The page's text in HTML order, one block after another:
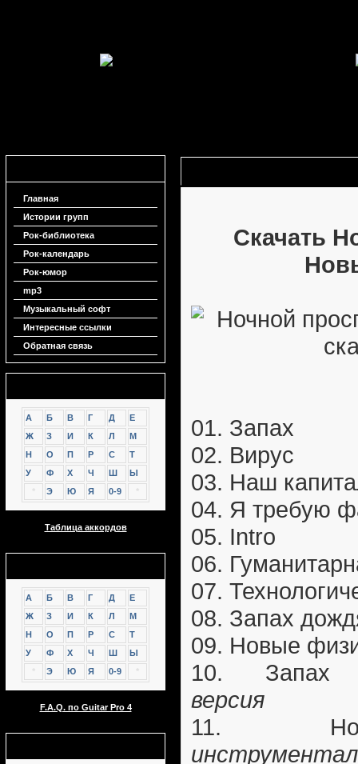
Главная
Истории групп
Рок-библиотека
Рок-календарь
Рок-юмор
mp3
Музыкальный софт
Интересные ссылки
Обратная связь
А Б В Г Д
Е
Ж
З И К Л
М
Н
О П Р С
Т
У
Ф Х Ч Ш
Ы
Э Ю Я 0-9
Таблица аккордов
А Б В Г Д
Е
Ж
З И К Л
М
Н
О П Р С
Т
У
Ф Х Ч Ш
Ы
Э Ю Я 0-9
F.A.Q. по Guitar Pro 4
Скачать
01. Запах
02. Вирус
03. Наш
04. Я требую
05. Intro
06.
07.
08. Запах
09. Новые
10.
версия
11.